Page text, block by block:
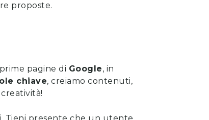
proposte.
pagine di Google, in
chiave, creiamo contenuti,